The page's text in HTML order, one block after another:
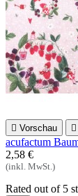
 Vorschau 
acufactum
2,58 €
(inkl. MwSt.)
Rated out of 5